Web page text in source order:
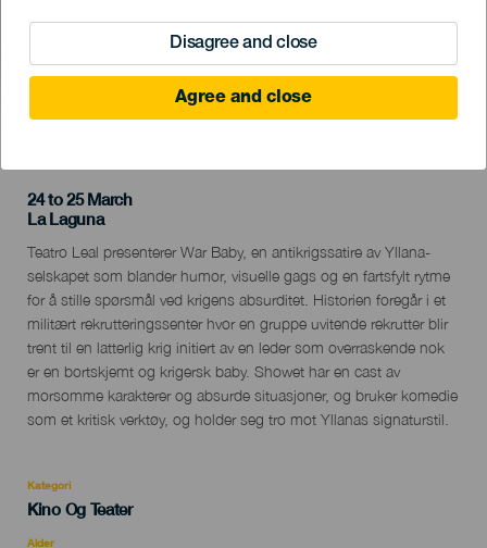
Disagree and close
Agree and close
24 to 25 March
Localidad
La Laguna
Descripción
del
evento
Teatro Leal presenterer War Baby, en antikrigssatire av Yllana-
selskapet som blander humor, visuelle gags og en fartsfylt rytme
for å stille spørsmål ved krigens absurditet. Historien foregår i et
militært rekrutteringssenter hvor en gruppe uvitende rekrutter blir
trent til en latterlig krig initiert av en leder som overraskende nok
er en bortskjemt og krigersk baby. Showet har en cast av
morsomme karakterer og absurde situasjoner, og bruker komedie
som et kritisk verktøy, og holder seg tro mot Yllanas signaturstil.
Kategori
Categoría
evento
Kino Og Teater
Alder